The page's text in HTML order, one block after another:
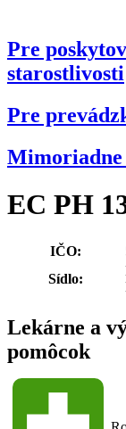
Pre
starostlivosti
Pre
Mimoriadne
EC PH
IČO:
Sídlo:
Lekárne a
pomôcok
Lekáreň BENU